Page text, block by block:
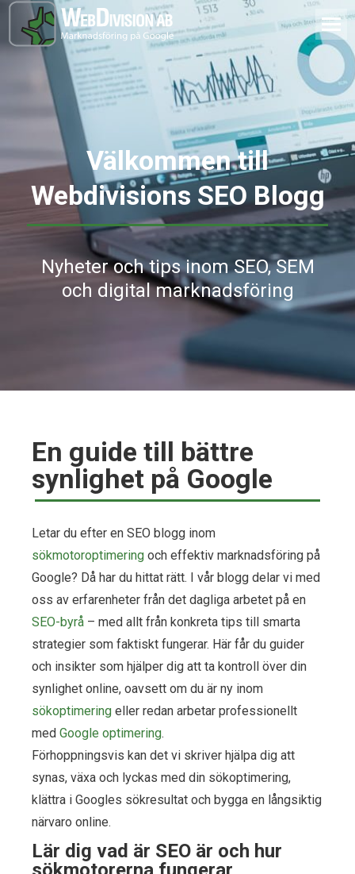
Välkommen till
Webdivisions SEO Blogg
Nyheter och tips inom SEO, SEM
och digital marknadsföring
En guide till bättre
synlighet på Google
Letar du efter en SEO blogg inom
sökmotoroptimering och effektiv marknadsföring på
Google? Då har du hittat rätt. I vår blogg delar vi med
oss av erfarenheter från det dagliga arbetet på en
SEO-byrå – med allt från konkreta tips till smarta
strategier som faktiskt fungerar. Här får du guider
och insikter som hjälper dig att ta kontroll över din
synlighet online, oavsett om du är ny inom
sökoptimering eller redan arbetar professionellt
med Google optimering.
Förhoppningsvis kan det vi skriver hjälpa dig att
synas, växa och lyckas med din sökoptimering,
klättra i Googles sökresultat och bygga en långsiktig
närvaro online.
Lär dig vad är SEO är och hur